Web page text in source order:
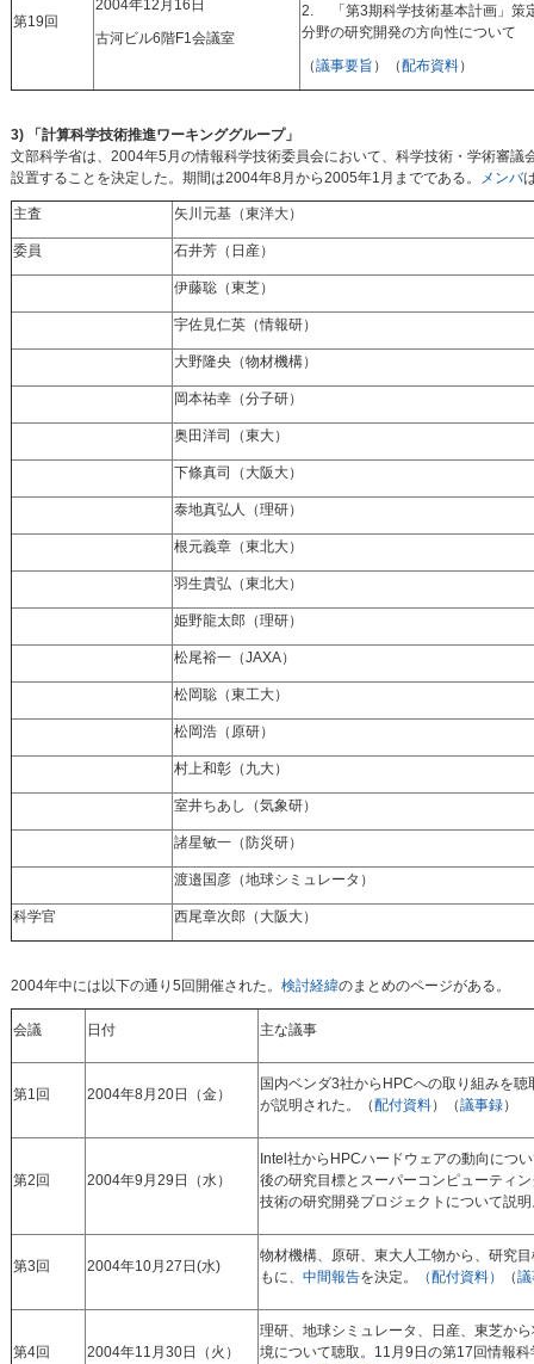
第19回
2004年12月16日
古河ビル6階F1会議室
2. 「第3期科学技術基本計画」策
分野の研究開発の方向性について
（議事要旨 ）（配布資料）
3) 「計算科学技術推進ワーキンググループ」
文部科学省は、2004年5月の情報科学技術委員会において、科学技術・学術審
設置することを決定した。期間は2004年8月から2005年1月までである。
メンバ
主査 矢川元基（東洋大）
委員 石井芳（日産）
伊藤聡（東芝）
宇佐見仁英（情報研）
大野隆央（物材機構）
岡本祐幸（分子研）
奥田洋司（東大）
下條真司（大阪大）
泰地真弘人（理研）
根元義章（東北大）
羽生貴弘（東北大）
姫野龍太郎（理研）
松尾裕一（JAXA）
松岡聡（東工大）
松岡浩（原研）
村上和彰（九大）
室井ちあし（気象研）
諸星敏一（防災研）
渡邉国彦（地球シミュレータ）
科学官 西尾章次郎（大阪大）
2004年中には以下の通り5回開催された。 検討経緯のまとめのページがある。
会議 日付 主な議事
第1回 2004年8月20日（金）
国内ベンダ3社からHPCへの取り組みを
が説明された。（配付資料）（議事録）
第2回 2004年9月29日（水）
Intel社からHPCハードウェアの動向につ
後の研究目標とスーパーコンピューティ
技術の研究開発プロジェクトについて説
第3回 2004年10月27日(水)
物材機構、原研、東大人工物から、研究
もに、 中間報告を決定。 （配付資料） （
第4回 2004年11月30日（火）
理研、地球シミュレータ、日産、東芝か
境について聴取。11月9日の第17回情報